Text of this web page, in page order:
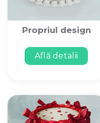
Propriul design
Află detalii